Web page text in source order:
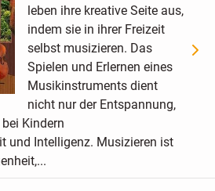
leben ihre kreative Seite aus,
indem sie in ihrer Freizeit
selbst musizieren. Das
Spielen und Erlernen eines
Musikinstruments dient
nicht nur der Entspannung,
Kindern
und Intelligenz. Musizieren ist